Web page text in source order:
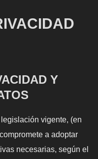
Y
vigente, (en
a adoptar
necesarias, según el